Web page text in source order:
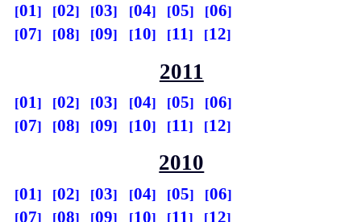
01 02 03 04 05
06
07
08 09 10 11 12
2011
01 02 03 04 05
06
07
08 09 10 11 12
2010
01 02 03 04 05
06
07
08 09 10 11 12